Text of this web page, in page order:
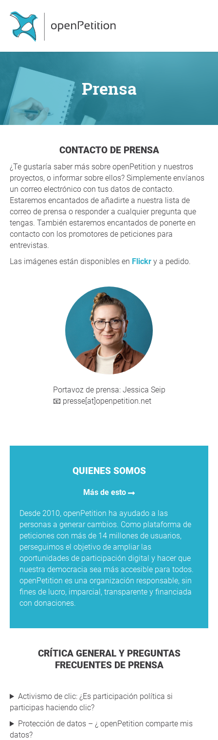
Prensa
CONTACTO DE PRENSA
¿Te gustaría saber más sobre openPetition y nuestros
proyectos, o informar sobre ellos? Simplemente envíanos
un correo electrónico con tus datos de contacto.
Estaremos encantados de añadirte a nuestra lista de
correo de prensa o responder a cualquier pregunta que
tengas. También estaremos encantados de ponerte en
contacto con los promotores de peticiones para
entrevistas.
Las imágenes están disponibles en Flickr y a pedido.
Portavoz de prensa: Jessica Seip
📧 presse[at]openpetition.net
QUIENES SOMOS
Más de esto
Desde 2010, openPetition ha ayudado a las
personas a generar cambios. Como plataforma de
peticiones con más de 14 millones de usuarios,
perseguimos el objetivo de ampliar las
oportunidades de participación digital y hacer que
nuestra democracia sea más accesible para todos.
openPetition es una organización responsable, sin
fines de lucro, imparcial, transparente y financiada
con donaciones.
CRÍTICA GENERAL Y PREGUNTAS
FRECUENTES DE PRENSA
Activismo de clic: ¿Es participación política si
participas haciendo clic?
Protección de datos – ¿ openPetition comparte mis
datos?